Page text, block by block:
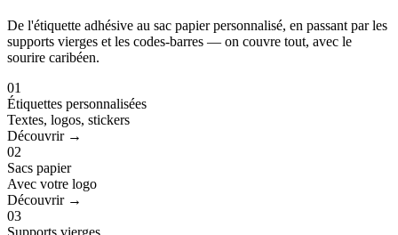
De l'étiquette adhésive au sac papier personnalisé, en passant par les
supports vierges et les codes-barres — on couvre tout, avec le
sourire caribéen.
01
Étiquettes personnalisées
Textes, logos, stickers
Découvrir →
02
Sacs papier
Avec votre logo
Découvrir →
03
Supports vierges